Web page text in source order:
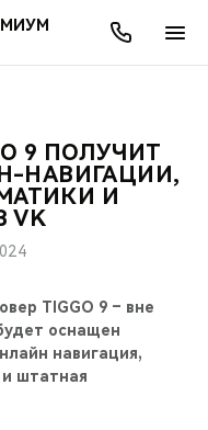
9 ПОЛУЧИТ
НАВИГАЦИИ,
И
VK
TIGGO 9 – вне
оснащен
навигация,
штатная